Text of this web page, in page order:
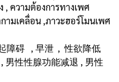
, ความต้องการทางเพศ
มเคลื่อน ,ภาวะฮอร์โมนเพศ
障碍 , 早泄 , 性欲降低
性性腺功能减退 , 男性